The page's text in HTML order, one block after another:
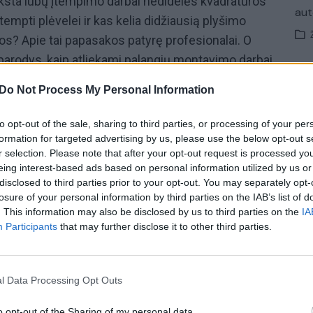
Do Not Process My Personal Information
opt-out of the sale, sharing to third parties, or processing of your
for targeted advertising by us, please use the below opt-out
selection. Please note that after your opt-out request is processed
interest-based ads based on personal information utilized by us
to third parties prior to your opt-out. You may separately
of your personal information by third parties on the IAB’s list of
This information may also be disclosed by us to third parties on the
Participants that may further disclose it to other third parties.
Data Processing Opt Outs
plėvelei ir kas kelia didžiausią plyšimo
Apie tai papasakos patyrę profesionalai. O
kaip atliekami palangių montavimo darbai
– kai kam dar negirdėtas, bet išties įdomus
Tokio namo savininkas Maratas pasakoja, jog
jas beveik nieko neišmano, tad pasirinko
duris ir parodys, kaip atrodo tarsi iš žaislinių
vadovas Renaldas pasidalys visa aktualia
konstrukcijų statybą.
bei modernūs
per „Lietuvos ryto“ televiziją.